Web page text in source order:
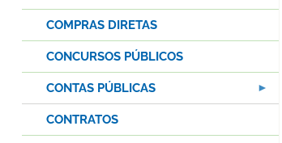
COMPRAS DIRETAS
CONCURSOS PÚBLICOS
CONTAS PÚBLICAS
CONTRATOS